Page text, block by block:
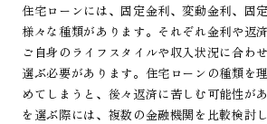
住宅ローンには、固定金利、変動金利、固
様々な種類があります。それぞれ金利や返
ご自身のライフスタイルや収入状況に合わ
選ぶ必要があります。住宅ローンの種類を
めてしまうと、後々返済に苦しむ可能性が
を選ぶ際には、複数の金融機関を比較検討